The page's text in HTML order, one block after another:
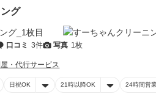
グ
口コミ 3件 写真 1枚
・代行サービス
日祝OK 21時以降OK 24時間営